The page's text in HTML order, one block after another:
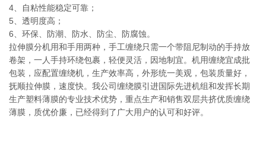
4、自粘性能稳定可靠；
5、透明度高；
6、环保、防潮、防水、防尘、防腐蚀。
拉伸膜分机用和手用两种，手工缠绕只需一个带阻尼制动的手持放
卷架，一人手持环绕包裹，轻便灵活，因地制宜。机用缠绕宜成批
包装，应配置缠绕机，生产效率高，外形统一美观，包装质量好，
抚顺拉伸膜，速度快。我公司缠绕膜引进国际先进机组和发挥长期
生产塑料薄膜的专业技术优势，重点生产和销售双层共挤优质缠绕
薄膜，质优价廉，已经得到了广大用户的认可和好评。